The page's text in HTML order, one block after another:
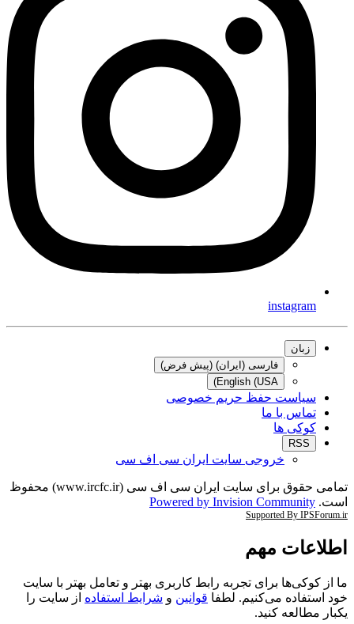
instagram
زبان
فارسی (ایران) (پیش فرض)
English (USA)
سیاست حفظ حریم خصوصی
تماس با ما
کوکی ها
RSS
خروجی سایت ایران سی اف سی
تمامی حقوق برای سایت ایران سی اف سی (www.ircfc.ir) محفوظ
Powered by Invision Community
Supported By
مهم
کوکی‌ها برای تجربه رابط کاربری بهتر و تعامل بهتر با سایت
استفاده می‌کنیم. لطفاقوانینوشرایط استفادهاز سایت را
مطالعه کنید.